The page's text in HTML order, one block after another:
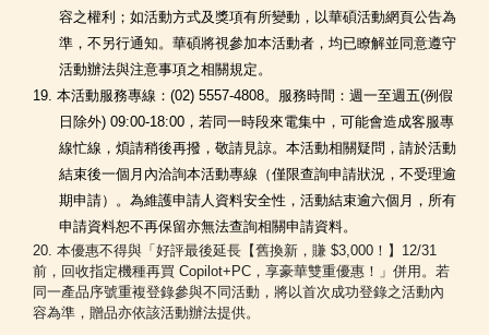
容之權利；如活動方式及獎項有所變動，以華碩活動網頁公告為
準，不另行通知。華碩將視參加本活動者，均已瞭解並同意遵守
活動辦法與注意事項之相關規定。
19. 本活動服務專線：(02) 5557-4808。服務時間：週一至週五(例假
日除外) 09:00-18:00，若同一時段來電集中，可能會造成客服專
線忙線，煩請稍後再撥，敬請見諒。本活動相關疑問，請於活動
結束後一個月內洽詢本活動專線（僅限查詢申請狀況，不受理逾
期申請）。為維護申請人資料安全性，活動結束逾六個月，所有
申請資料恕不再保留亦無法查詢相關申請資料。
20. 本優惠不得與「好評最後延長【舊換新，賺 $3,000！】12/31
前，回收指定機種再買 Copilot+PC，享豪華雙重優惠！」併用。若
同一產品序號重複登錄參與不同活動，將以首次成功登錄之活動內
容為準，贈品亦依該活動辦法提供。